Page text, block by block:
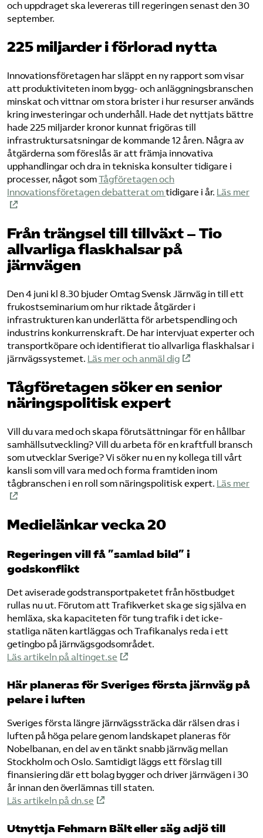
och uppdraget ska levereras till regeringen senast den 30
september.
225 miljarder i förlorad nytta
Innovationsföretagen har släppt en ny rapport som visar
att produktiviteten inom bygg- och anläggningsbranschen
minskat och vittnar om stora brister i hur resurser används
kring investeringar och underhåll. Hade det nyttjats bättre
hade 225 miljarder kronor kunnat frigöras till
infrastruktursatsningar de kommande 12 åren. Några av
åtgärderna som föreslås är att främja innovativa
upphandlingar och dra in tekniska konsulter tidigare i
processer, något somTågföretagen och
Innovationsföretagen debatterat omtidigare i år. Läs mer
Från trängsel till tillväxt – Tio
allvarliga flaskhalsar på
järnvägen
Den 4 juni kl 8.30 bjuder Omtag Svensk Järnväg in till ett
frukostseminarium om hur riktade åtgärder i
infrastrukturen kan underlätta för arbetspendling och
industrins konkurrenskraft. De har intervjuat experter och
transportköpare och identifierat tio allvarliga flaskhalsar i
järnvägssystemet. Läs mer och anmäl dig
Tågföretagen söker en senior
näringspolitisk expert
Vill du vara med och skapa förutsättningar för en hållbar
samhällsutveckling? Vill du arbeta för en kraftfull bransch
som utvecklar Sverige? Vi söker nu en ny kollega till vårt
kansli som vill vara med och forma framtiden inom
tågbranschen i en roll som näringspolitisk expert. Läs mer
Medielänkar vecka 20
Regeringen vill få ”samlad bild” i
godskonflikt
Det aviserade godstransportpaketet från höstbudget
rullas nu ut. Förutom att Trafikverket ska ge sig själva en
hemläxa, ska kapaciteten för tung trafik i det icke-
statliga näten kartläggas och Trafikanalys reda i ett
getingbo på järnvägsgodsområdet.
Läs artikeln på altinget.se
Här planeras för Sveriges första järnväg på
pelare i luften
Sveriges första längre järnvägssträcka där rälsen dras i
luften på höga pelare genom landskapet planeras för
Nobelbanan, en del av en tänkt snabb järnväg mellan
Stockholm och Oslo. Samtidigt läggs ett förslag till
finansiering där ett bolag bygger och driver järnvägen i 30
år innan den överlämnas till staten.
Läs artikeln på dn.se
Utnyttja Fehmarn Bält eller säg adjö till